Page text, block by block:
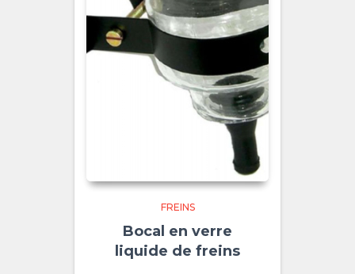
FREINS
Bocal en verre
liquide de freins